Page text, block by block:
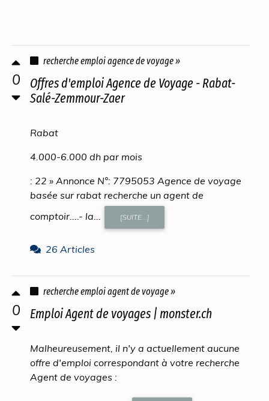
0
recherche emploi agence de voyage »
Offres d'emploi Agence de Voyage - Rabat-
Salé-Zemmour-Zaer
Rabat
4.000-6.000 dh par mois
: 22 » Annonce N°: 7795053 Agence de voyage
basée sur rabat recherche un agent de
comptoir....- la...
[SUITE...]
26 Articles
0
recherche emploi agent de voyage »
Emploi Agent de voyages | monster.ch
Malheureusement, il n'y a actuellement aucune
offre d'emploi correspondant à votre recherche
Agent de voyages :